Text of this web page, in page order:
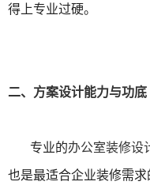
得上专业过硬。
二、方案设计能力与功底
专业的办公室装修设
也是最适合企业装修需